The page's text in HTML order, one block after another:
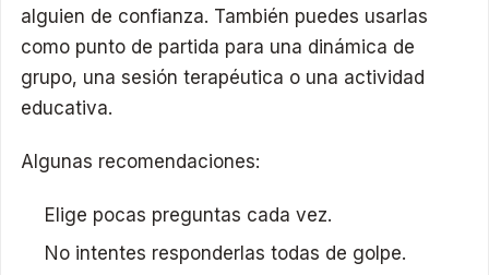
alguien de confianza. También puedes usarlas
como punto de partida para una dinámica de
grupo, una sesión terapéutica o una actividad
educativa.
Algunas recomendaciones:
Elige pocas preguntas cada vez.
No intentes responderlas todas de golpe.